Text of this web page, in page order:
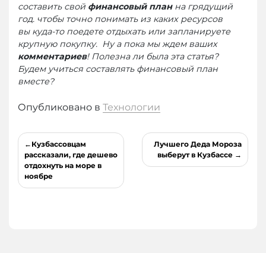
составить свой финансовый план на грядущий
год. чтобы точно понимать из каких ресурсов
вы куда-то поедете отдыхать или запланируете
крупную покупку. Ну а пока мы ждем ваших
комментариев! Полезна ли была эта статья?
Будем учиться составлять финансовый план
вместе?
Опубликовано в Технологии
Навигация
по
записям
Кузбассовцам
рассказали, где дешево
отдохнуть на море в
ноябре
Лучшего Деда Мороза
выберут в Кузбассе